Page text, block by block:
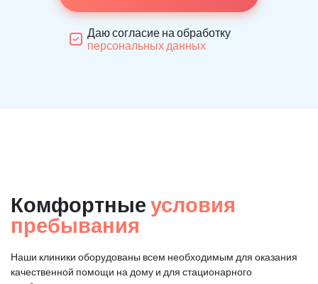
Даю согласие на обработку
персональных данных
Комфортные условия
пребывания
Наши клиники оборудованы всем необходимым для оказания
качественной помощи на дому и для стационарного